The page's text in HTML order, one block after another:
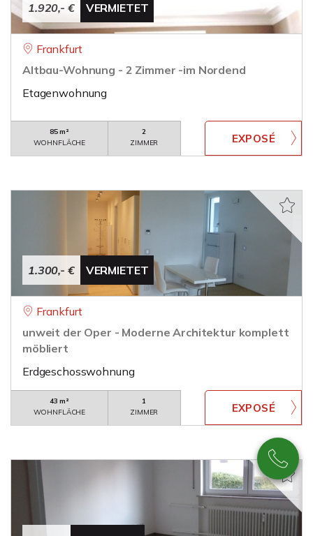
1.920,- € VERMIETET
Frankfurt
Altbau-Wohnung - 2 Zimmer -im Nordend
Etagenwohnung
85 m²
WOHNFLÄCHE
2
ZIMMER
1.300,- € VERMIETET
Frankfurt
unweit der Oper - Moderne Architektur komplett
möbliert
Erdgeschosswohnung
43 m²
WOHNFLÄCHE
1
ZIMMER